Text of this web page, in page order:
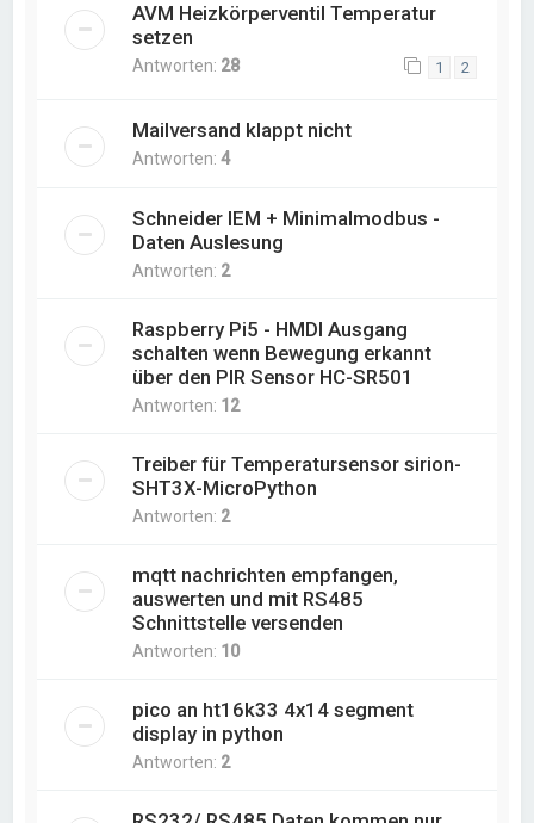
AVM Heizkörperventil Temperatur
setzen
Antworten: 28 1 2
Mailversand klappt nicht
Antworten:4
Schneider IEM + Minimalmodbus -
Daten Auslesung
Antworten: 2
Raspberry Pi5 - HMDI Ausgang
schalten wenn Bewegung erkannt
über den PIR Sensor HC-SR501
Antworten: 12
Treiber für Temperatursensor sirion-
SHT3X-MicroPython
Antworten: 2
mqtt nachrichten empfangen,
auswerten und mit RS485
Schnittstelle versenden
Antworten: 10
pico an ht16k33 4x14 segment
display in python
Antworten: 2